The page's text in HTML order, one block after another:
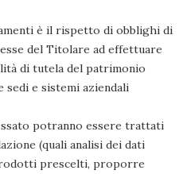
è il rispetto di obblighi di
del Titolare ad effettuare
di tutela del patrimonio
sedi e sistemi aziendali
potranno essere trattati
(quali analisi dei dati
prescelti, proporre